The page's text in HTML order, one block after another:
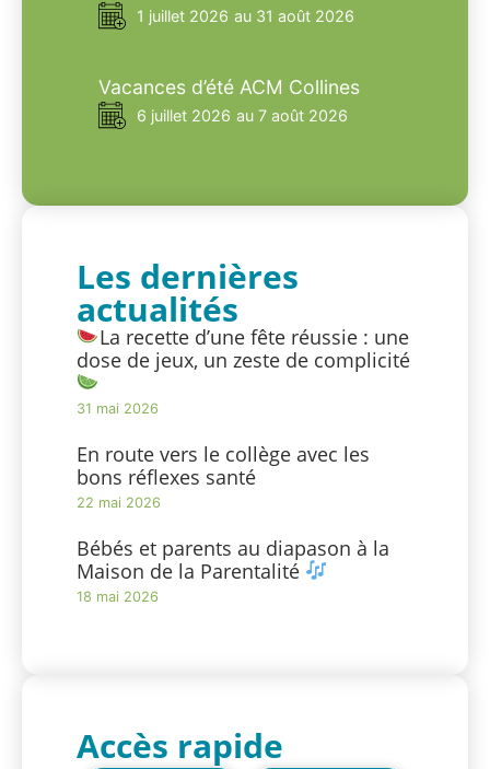
1 juillet 2026 au 31 août 2026
Vacances d’été ACM Collines
6 juillet 2026 au 7 août 2026
Les dernières
actualités
La recette d’une fête réussie : une
dose de jeux, un zeste de complicité
31 mai 2026
En route vers le collège avec les
bons réflexes santé
22 mai 2026
Bébés et parents au diapason à la
Maison de la Parentalité
18 mai 2026
Accès rapide